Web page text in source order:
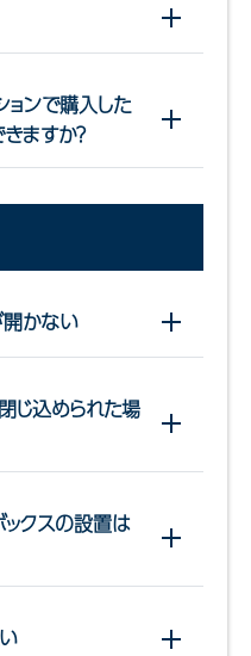
開閉する
ョンで購入した
ますか？
開閉する
かない 開閉する
じ込められた場
開閉する
クスの設置は
開閉する
開閉する